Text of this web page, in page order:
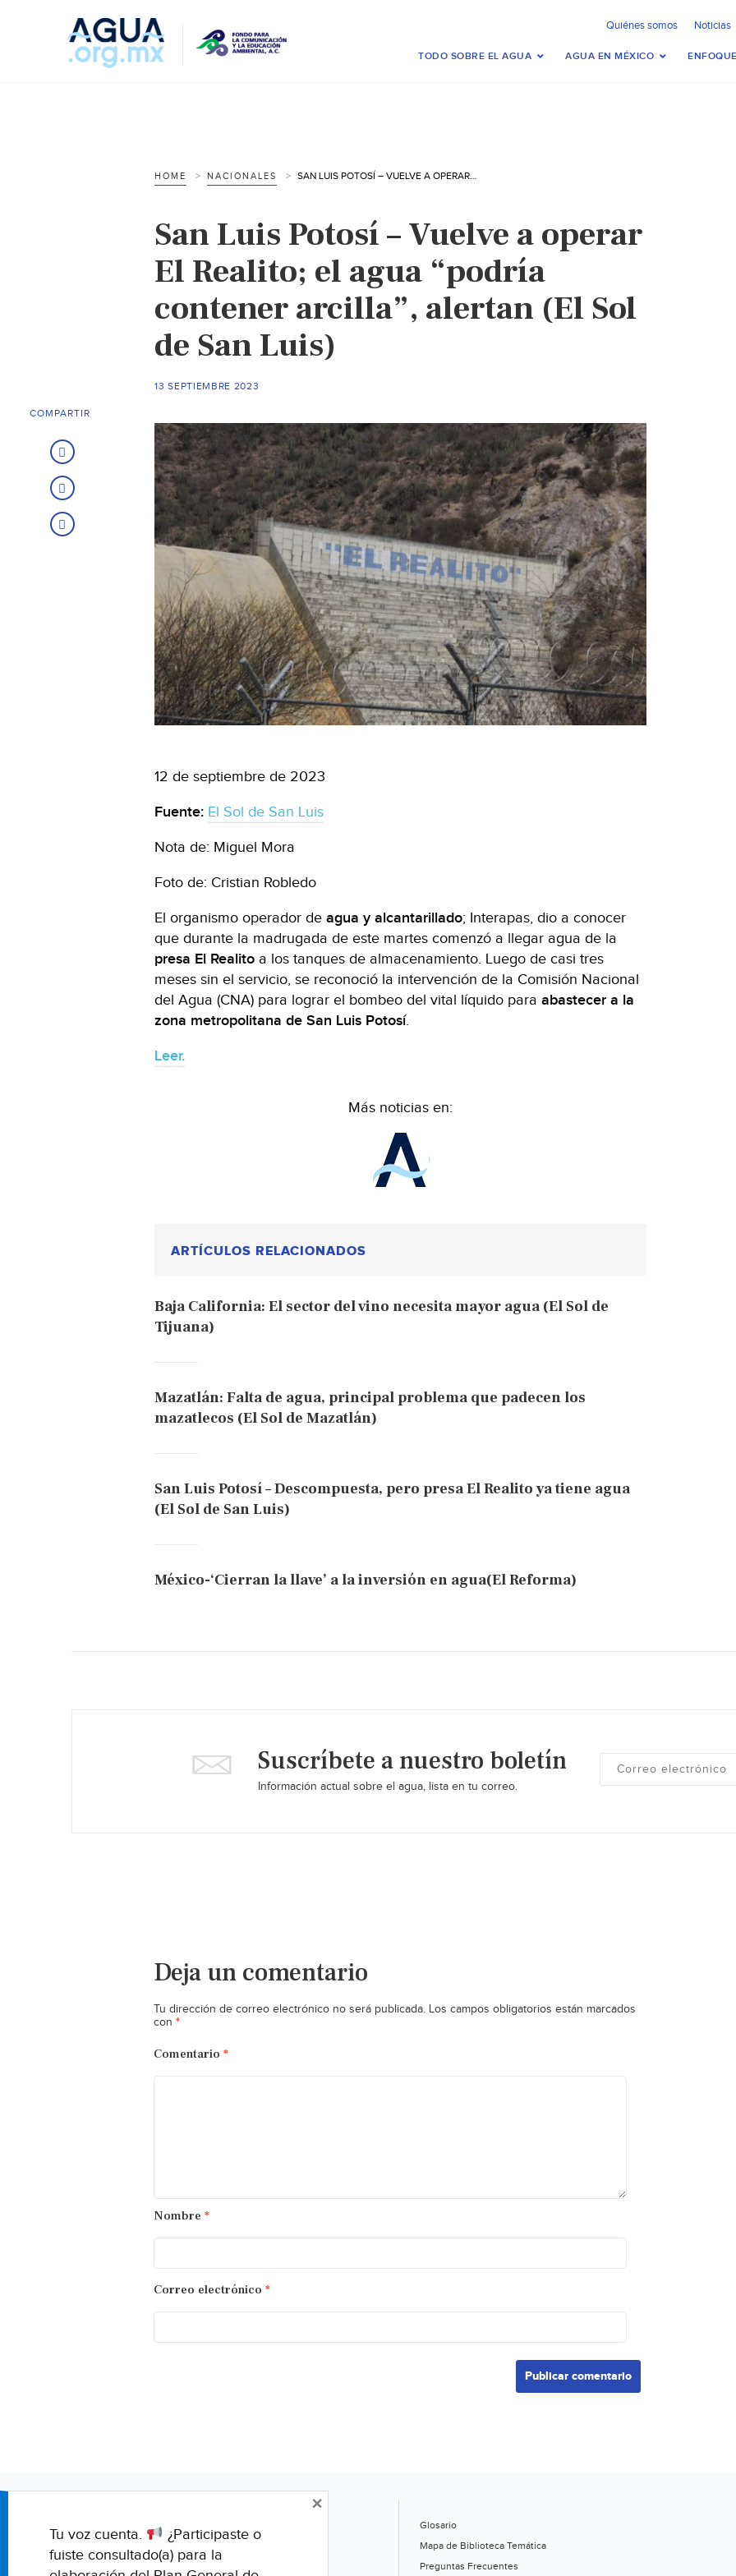
Quiénes somos Noticias
TODO SOBRE EL AGUA AGUA EN MÉXICO
HOME NACIONALES SAN LUIS POTOSÍ – VUELVE A OPERAR EL REALITO; EL AGUA “PODRÍA CONTENER ARCILLA”, ALERTAN (EL SOL DE SAN LUIS)
San Luis Potosí – Vuelve a operar
El Realito; el agua “podría
contener arcilla”, alertan (El Sol
de San Luis)
13 SEPTIEMBRE 2023
12 de septiembre de 2023
Fuente: El Sol de San Luis
Nota de: Miguel Mora
Foto de: Cristian Robledo
El organismo operador de agua y alcantarillado; Interapas, dio a conocer
que durante la madrugada de este martes comenzó a llegar agua de la
presa El Realito a los tanques de almacenamiento. Luego de casi tres
meses sin el servicio, se reconoció la intervención de la Comisión Nacional
del Agua (CNA) para lograr el bombeo del vital líquido para abastecer a la
zona metropolitana de San Luis Potosí.
Leer.
Más noticias en:
ARTÍCULOS RELACIONADOS
Baja California: El sector del vino necesita mayor agua (El Sol de
Tijuana)
Mazatlán: Falta de agua, principal problema que padecen los
mazatlecos (El Sol de Mazatlán)
San Luis Potosí – Descompuesta, pero presa El Realito ya tiene agua
(El Sol de San Luis)
México-‘Cierran la llave’ a la inversión en agua(El Reforma)
COMPARTIR
Suscríbete a nuestro boletín
Información actual sobre el agua, lista en tu correo.
Deja un comentario
Tu dirección de correo electrónico no será publicada. Los campos obligatorios están marcados
con *
Comentario *
Nombre *
Correo electrónico *
Glosario
Mapa de Biblioteca Temática
Preguntas Frecuentes
Tu voz cuenta.
¿Participaste o
fuiste consultado(a) para la
×